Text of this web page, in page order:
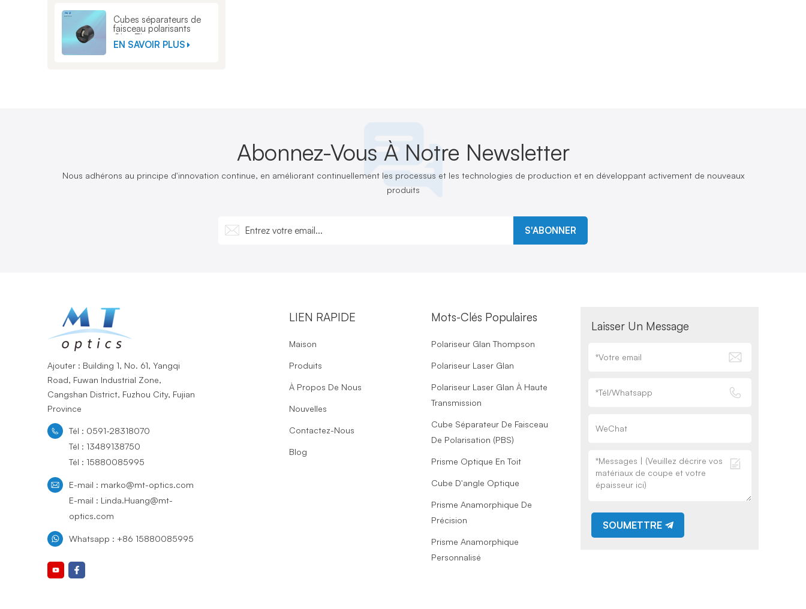
Cubes séparateurs de
faisceau polarisants
Glan Thompson
EN SAVOIR PLUS
Abonnez-Vous À Notre Newsletter
Nous adhérons au principe d'innovation continue, en améliorant continuellement les processus et les technologies de production et en développant activement de nouveaux
produits
S'ABONNER
Ajouter : Building 1, No. 61, Yangqi
Road, Fuwan Industrial Zone,
Cangshan District, Fuzhou City, Fujian
Province
Tél : 0591-28318070
Tél : 13489138750
Tél : 15880085995
E-mail : marko@mt-optics.com
E-mail : Linda.Huang@mt-
optics.com
Whatsapp : +86 15880085995
LIEN RAPIDE
Maison
Produits
À Propos De Nous
Nouvelles
Contactez-Nous
Blog
Mots-Clés Populaires
Polariseur Glan Thompson
Polariseur Laser Glan
Polariseur Laser Glan À Haute
Transmission
Cube Séparateur De Faisceau
De Polarisation (PBS)
Prisme Optique En Toit
Cube D'angle Optique
Prisme Anamorphique De
Précision
Prisme Anamorphique
Personnalisé
Laisser Un Message
SOUMETTRE